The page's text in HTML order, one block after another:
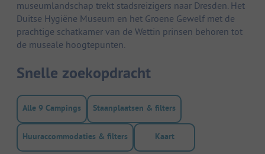
museumlandschap trekt stadsreizigers naar Dresden. Het
Duitse Hygiëne Museum en het Groene Gewelf met de
prachtige schatkamer van de Wettin prinsen behoren tot
de museale hoogtepunten.
Snelle zoekopdracht
Alle 9 Campings Staanplaatsen & filters
Huuraccommodaties & filters Kaart